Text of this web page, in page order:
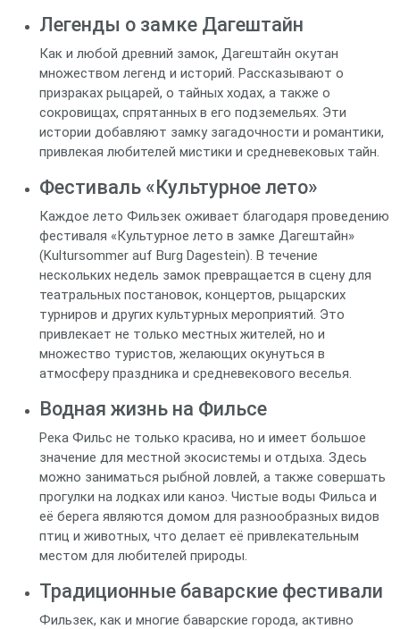
Легенды о замке Дагештайн
Как и любой древний замок, Дагештайн окутан
множеством легенд и историй. Рассказывают о
призраках рыцарей, о тайных ходах, а также о
сокровищах, спрятанных в его подземельях. Эти
истории добавляют замку загадочности и романтики,
привлекая любителей мистики и средневековых тайн.
Фестиваль «Культурное лето»
Каждое лето Фильзек оживает благодаря проведению
фестиваля «Культурное лето в замке Дагештайн»
(Kultursommer auf Burg Dagestein). В течение
нескольких недель замок превращается в сцену для
театральных постановок, концертов, рыцарских
турниров и других культурных мероприятий. Это
привлекает не только местных жителей, но и
множество туристов, желающих окунуться в
атмосферу праздника и средневекового веселья.
Водная жизнь на Фильсе
Река Фильс не только красива, но и имеет большое
значение для местной экосистемы и отдыха. Здесь
можно заниматься рыбной ловлей, а также совершать
прогулки на лодках или каноэ. Чистые воды Фильса и
её берега являются домом для разнообразных видов
птиц и животных, что делает её привлекательным
местом для любителей природы.
Традиционные баварские фестивали
Фильзек, как и многие баварские города, активно